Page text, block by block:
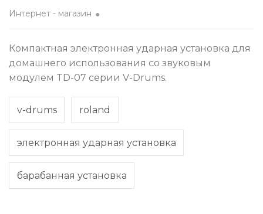
Интернет - магазин
Компактная электронная ударная установка для
домашнего использования со звуковым
модулем TD-07 серии V-Drums.
v-drums roland
электронная ударная установка
барабанная установка